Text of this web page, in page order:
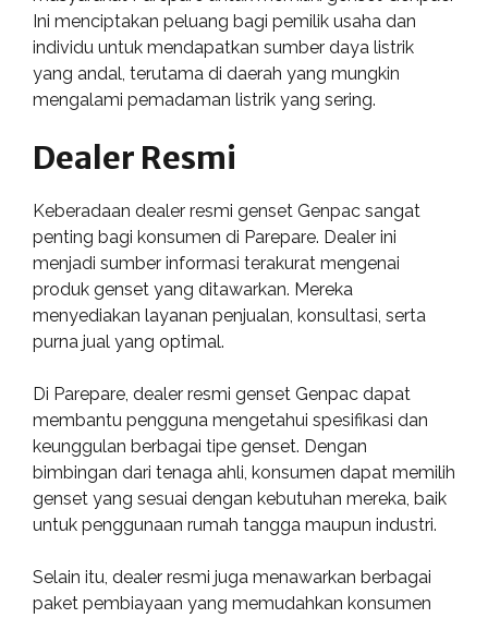
Ini menciptakan peluang bagi pemilik usaha dan
individu untuk mendapatkan sumber daya listrik
yang andal, terutama di daerah yang mungkin
mengalami pemadaman listrik yang sering.
Dealer Resmi
Keberadaan dealer resmi genset Genpac sangat
penting bagi konsumen di Parepare. Dealer ini
menjadi sumber informasi terakurat mengenai
produk genset yang ditawarkan. Mereka
menyediakan layanan penjualan, konsultasi, serta
purna jual yang optimal.
Di Parepare, dealer resmi genset Genpac dapat
membantu pengguna mengetahui spesifikasi dan
keunggulan berbagai tipe genset. Dengan
bimbingan dari tenaga ahli, konsumen dapat memilih
genset yang sesuai dengan kebutuhan mereka, baik
untuk penggunaan rumah tangga maupun industri.
Selain itu, dealer resmi juga menawarkan berbagai
paket pembiayaan yang memudahkan konsumen